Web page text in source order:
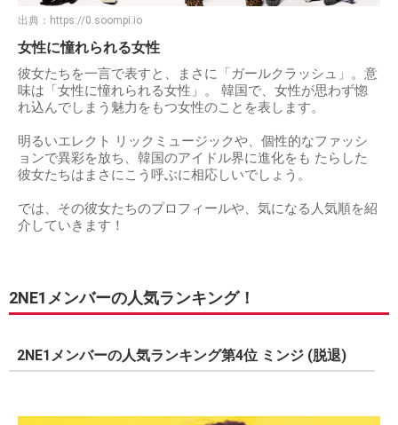
出典： https://0.soompi.io
⼥性に憧れられる⼥性
彼⼥たちを⼀⾔で表すと、まさに「ガールクラッシュ」。意
味は「⼥性に憧れられる⼥性」。 韓国で、⼥性が思わず惚
れ込んでしまう魅⼒をもつ⼥性のことを表します。
明るいエレクト リックミュージックや、個性的なファッシ
ョンで異彩を放ち、韓国のアイドル界に進化をも たらした
彼⼥たちはまさにこう呼ぶに相応しいでしょう。
では、その彼⼥たちのプロフィールや、気になる⼈気順を紹
介していきます！
2NE1メンバーの人気ランキング！
2NE1メンバーの人気ランキング第4位 ミンジ (脱退)